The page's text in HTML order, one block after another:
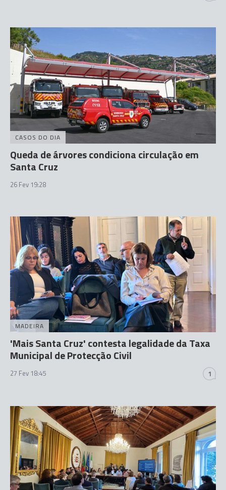
CASOS DO DIA
Queda de árvores condiciona circulação em
Santa Cruz
26 Fev 19:28
MADEIRA
'Mais Santa Cruz' contesta legalidade da Taxa
Municipal de Protecção Civil
27 Fev 18:45 1